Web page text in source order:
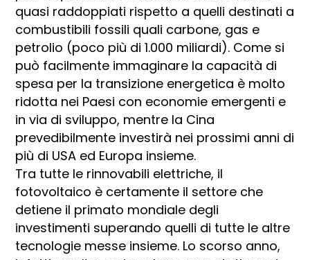
quasi raddoppiati rispetto a quelli destinati a
combustibili fossili quali carbone, gas e
petrolio (poco più di 1.000 miliardi). Come si
può facilmente immaginare la capacità di
spesa per la transizione energetica è molto
ridotta nei Paesi con economie emergenti e
in via di sviluppo, mentre la Cina
prevedibilmente investirà nei prossimi anni di
più di USA ed Europa insieme.
Tra tutte le rinnovabili elettriche, il
fotovoltaico è certamente il settore che
detiene il primato mondiale degli
investimenti superando quelli di tutte le altre
tecnologie messe insieme. Lo scorso anno,